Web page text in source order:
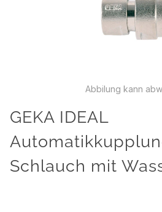
Abbilung kann
GEKA IDEAL
Schlauch mit